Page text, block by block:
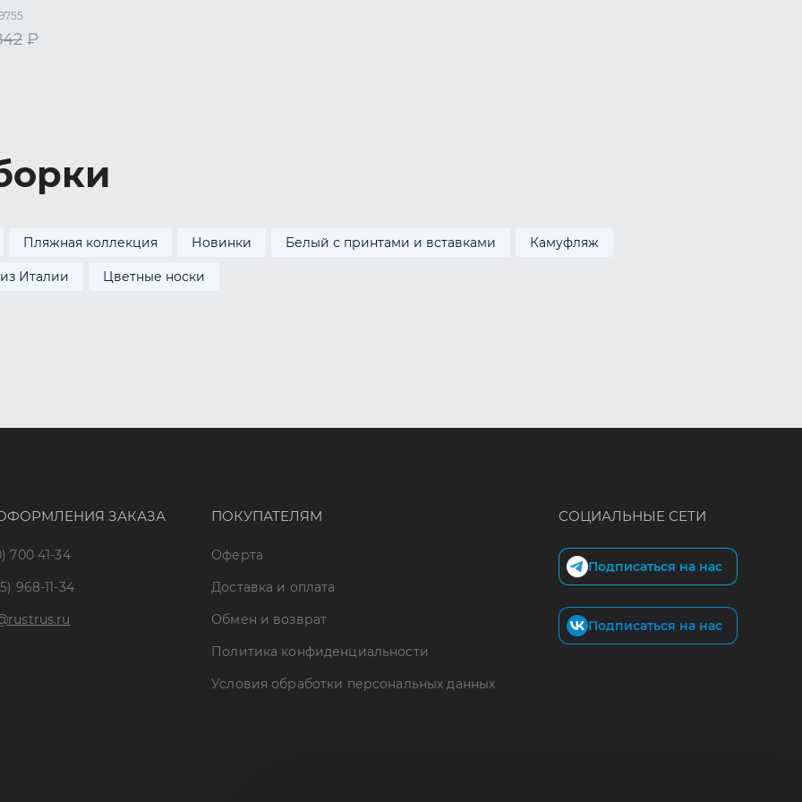
₽
Пляжная коллекция Новинки Белый с принтами и вставками Камуфляж
Италии Цветные носки
ЗАКАЗА
700 41-34
968-11-34
ПОКУПАТЕЛЯМ
Оферта
Доставка и оплата
Обмен и возврат
Политика конфиденциальности
Условия обработки персональных данных
СОЦИАЛЬНЫЕ СЕТИ
Подписаться на нас
Подписаться на нас